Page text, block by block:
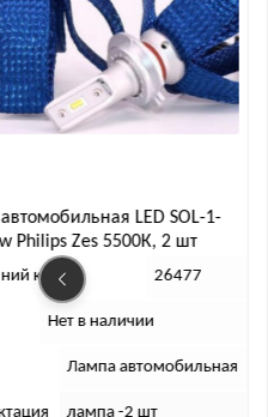
LED SOL-1-
Zes 5500К, 2 шт
код 26477
Нет в наличии
Лампа автомобильная
лампа -2 шт